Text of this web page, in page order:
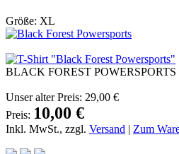
Größe: XL
BLACK FOREST POWERSPORTS
Unser alter Preis: 29,00 €
Preis: 10,00 €
Inkl. MwSt., zzgl. Versand | Zum